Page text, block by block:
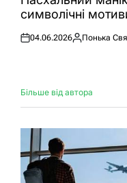
символічні
Оприлюднено
04.06.2026
Опубліковано
Понька
Більше від автора